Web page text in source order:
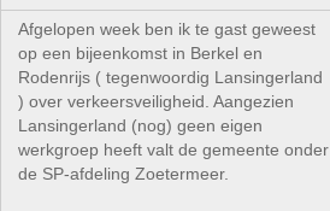
Afgelopen week ben ik te gast geweest
op een bijeenkomst in Berkel en
Rodenrijs ( tegenwoordig Lansingerland
) over verkeersveiligheid. Aangezien
Lansingerland (nog) geen eigen
werkgroep heeft valt de gemeente onder
de SP-afdeling Zoetermeer.